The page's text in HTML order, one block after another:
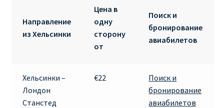
RYANAIR ПОСАДОЧНЫЙ ТАЛОН – BOARDING PASS
RYANAIR УКРАИНА | АВИАБИЛЕТЫ ОТ €15
Направление
из Хельсинки
Цена в
одну
сторону
от
Поиск и
бронирование
авиабилетов
Хельсинки –
Лондон
Станстед
€22
Поиск и
бронирование
авиабилетов